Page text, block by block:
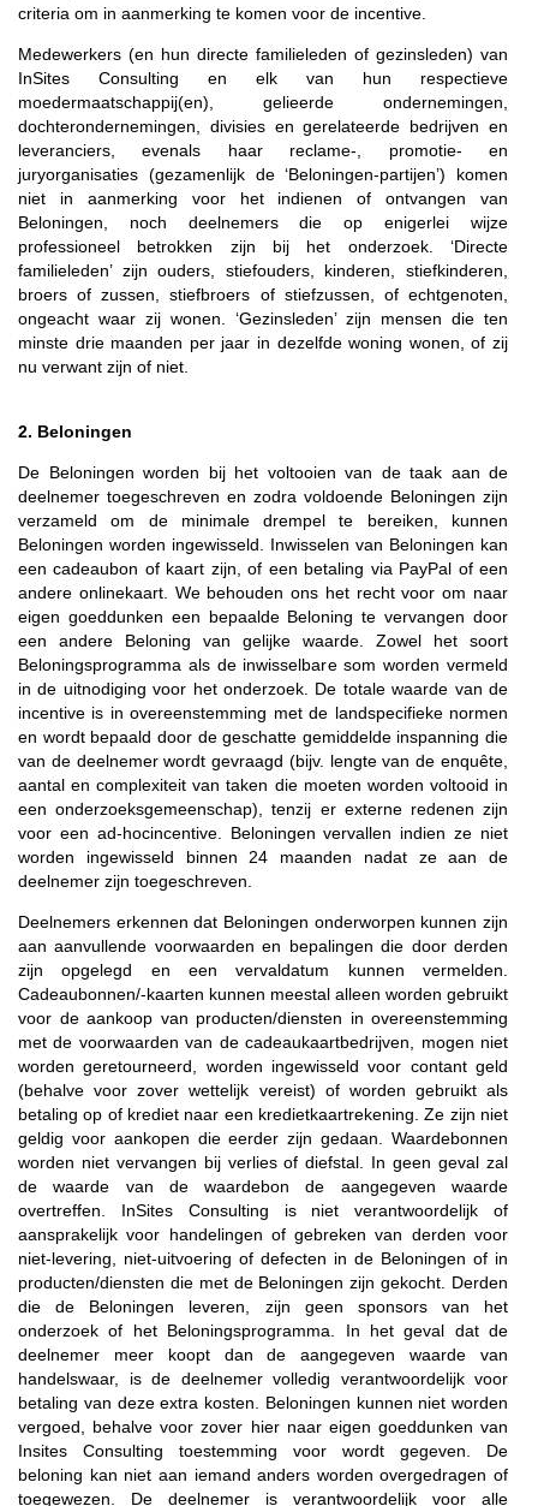
criteria om in aanmerking te komen voor de incentive.
Medewerkers (en hun directe familieleden of gezinsleden) van
InSites Consulting en elk van hun respectieve
moedermaatschappij(en), gelieerde ondernemingen,
dochterondernemingen, divisies en gerelateerde bedrijven en
leveranciers, evenals haar reclame-, promotie- en
juryorganisaties (gezamenlijk de ‘Beloningen-partijen’) komen
niet in aanmerking voor het indienen of ontvangen van
Beloningen, noch deelnemers die op enigerlei wijze
professioneel betrokken zijn bij het onderzoek. ‘Directe
familieleden’ zijn ouders, stiefouders, kinderen, stiefkinderen,
broers of zussen, stiefbroers of stiefzussen, of echtgenoten,
ongeacht waar zij wonen. ‘Gezinsleden’ zijn mensen die ten
minste drie maanden per jaar in dezelfde woning wonen, of zij
nu verwant zijn of niet.
2. Beloningen
De Beloningen worden bij het voltooien van de taak aan de
deelnemer toegeschreven en zodra voldoende Beloningen zijn
verzameld om de minimale drempel te bereiken, kunnen
Beloningen worden ingewisseld. Inwisselen van Beloningen kan
een cadeaubon of kaart zijn, of een betaling via PayPal of een
andere onlinekaart. We behouden ons het recht voor om naar
eigen goeddunken een bepaalde Beloning te vervangen door
een andere Beloning van gelijke waarde. Zowel het soort
Beloningsprogramma als de inwisselbare som worden vermeld
in de uitnodiging voor het onderzoek. De totale waarde van de
incentive is in overeenstemming met de landspecifieke normen
en wordt bepaald door de geschatte gemiddelde inspanning die
van de deelnemer wordt gevraagd (bijv. lengte van de enquête,
aantal en complexiteit van taken die moeten worden voltooid in
een onderzoeksgemeenschap), tenzij er externe redenen zijn
voor een ad-hocincentive. Beloningen vervallen indien ze niet
worden ingewisseld binnen 24 maanden nadat ze aan de
deelnemer zijn toegeschreven.
Deelnemers erkennen dat Beloningen onderworpen kunnen zijn
aan aanvullende voorwaarden en bepalingen die door derden
zijn opgelegd en een vervaldatum kunnen vermelden.
Cadeaubonnen/-kaarten kunnen meestal alleen worden gebruikt
voor de aankoop van producten/diensten in overeenstemming
met de voorwaarden van de cadeaukaartbedrijven, mogen niet
worden geretourneerd, worden ingewisseld voor contant geld
(behalve voor zover wettelijk vereist) of worden gebruikt als
betaling op of krediet naar een kredietkaartrekening. Ze zijn niet
geldig voor aankopen die eerder zijn gedaan. Waardebonnen
worden niet vervangen bij verlies of diefstal. In geen geval zal
de waarde van de waardebon de aangegeven waarde
overtreffen. InSites Consulting is niet verantwoordelijk of
aansprakelijk voor handelingen of gebreken van derden voor
niet-levering, niet-uitvoering of defecten in de Beloningen of in
producten/diensten die met de Beloningen zijn gekocht. Derden
die de Beloningen leveren, zijn geen sponsors van het
onderzoek of het Beloningsprogramma. In het geval dat de
deelnemer meer koopt dan de aangegeven waarde van
handelswaar, is de deelnemer volledig verantwoordelijk voor
betaling van deze extra kosten. Beloningen kunnen niet worden
vergoed, behalve voor zover hier naar eigen goeddunken van
Insites Consulting toestemming voor wordt gegeven. De
beloning kan niet aan iemand anders worden overgedragen of
toegewezen. De deelnemer is verantwoordelijk voor alle